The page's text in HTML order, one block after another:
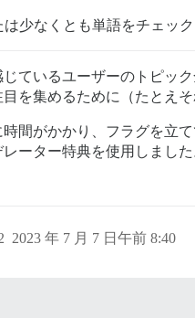
少なくとも単語をチェッ
ているユーザーのトピッ
を集めるために（たとえ
間がかかり、フラグを立
ーター特典を使用しました
2023 年 7 月 7 日午前 8:40